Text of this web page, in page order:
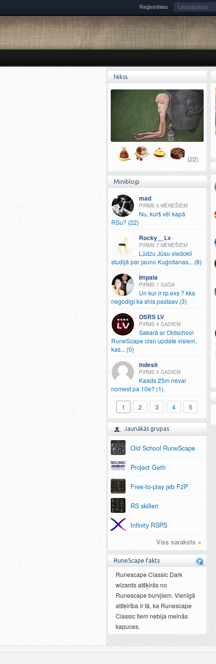
Reģistrēties
Nikss
(22)
Miniblogi
mad
5 MĒNEŠIEM
Nu, kurš vēl kapā
RSu? (22)
Rocky__Lv
7 MĒNEŠIEM
Lūdzu Jūsu viedokli
studijā par jauno Kuģošanas... (8)
Impala
1 GADA
Un kur ir rp.exs ? kka
negodigi ka shis pastaav (3)
OSRS LV
4 GADIEM
Sakarā ar Oldschool
RuneScape clan update visiem,
kas... (0)
indesit
5 GADIEM
Kaads 25m nevar
nomest pa 10e? (1)
1 2 3 4 5
Jaunākās grupas
Old School RuneScape
Project Geth
Free-to-play jeb F2P
RS skilleri
Infinity RSPS
Viss saraksts »
RuneScape fakts
Runescape Classic Dark
wizards atšķirās no
Runescape burvjiem. Vienīgā
atšķirība ir tā, ka Runescape
Classic tiem nebija melnās
kapuces.